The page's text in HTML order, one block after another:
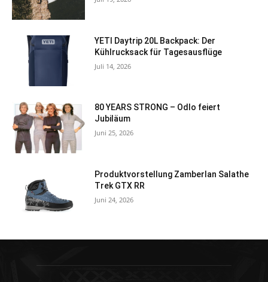
YETI Daytrip 20L Backpack: Der
Kühlrucksack für Tagesausflüge
Juli 14, 2026
80 YEARS STRONG – Odlo feiert
Jubiläum
Juni 25, 2026
Produktvorstellung Zamberlan Salathe
Trek GTX RR
Juni 24, 2026